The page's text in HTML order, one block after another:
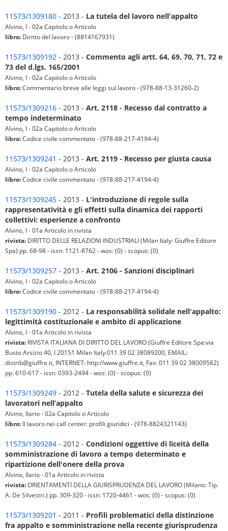
11573/1309180 - 2013 - La tutela del lavoro nell'appalto
Alvino, I - 02a Capitolo o Articolo
libro: Diritto del lavoro - (8814167931)
11573/1309192 - 2013 - Commento agli artt. 64, 69, 70, 71, 72 e
73 del d.lgs. 165/2001
Alvino, I - 02a Capitolo o Articolo
libro:Commentario breve alle leggi sul lavoro - (978-88-13-31260-2)
11573/1309216 - 2013 - Art. 2118 - Recesso dal contratto a
tempo indeterminato
Alvino, I - 02a Capitolo o Articolo
libro:Codice civile commentato - (978-88-217-4194-4)
11573/1309241 - 2013 - Art. 2119 - Recesso per giusta causa
Alvino, I - 02a Capitolo o Articolo
libro:Codice civile commentato - (978-88-217-4194-4)
11573/1309245 - 2013 - L'introduzione di regole sulla
rappresentatività e gli effetti sulla dinamica dei rapporti
collettivi: esperienze a confronto
Alvino, I - 01a Articolo in rivista
rivista: DIRITTO DELLE RELAZIONI INDUSTRIALI (Milan Italy: Giuffre Editore
Spa) pp. 68-98 - issn: 1121-8762 - wos: (0) - scopus: (0)
11573/1309257 - 2013 - Art. 2106 - Sanzioni disciplinari
Alvino, I - 02a Capitolo o Articolo
libro:Codice civile commentato - (978-88-217-4194-4)
11573/1309190 - 2012 - La responsabilità solidale nell'appalto:
legittimità costituzionale e ambito di applicazione
Alvino, I - 01a Articolo in rivista
rivista: RIVISTA ITALIANA DI DIRITTO DEL LAVORO (Giuffre Editore Spa:via
Busto Arsizio 40, I 20151 Milan Italy:011 39 02 38089200, EMAIL:
distrib@giuffre.it, INTERNET: http://www.giuffre.it, Fax: 011 39 02 38009582)
pp. 610-617 - issn: 0393-2494 - wos: (0) - scopus: (0)
11573/1309249 - 2012 - Tutela della salute e sicurezza dei
lavoratori nell’appalto
Alvino, Ilario - 02a Capitolo o Articolo
libro: Il lavoro nei call center: profili giuridici - (978-8824321143)
11573/1309284 - 2012 - Condizioni oggettive di liceità della
somministrazione di lavoro a tempo determinato e
ripartizione dell'onere della prova
Alvino, Ilario - 01a Articolo in rivista
rivista:ORIENTAMENTI DELLA GIURISPRUDENZA DEL LAVORO (Milano: Tip.
A. De Silvestri.) pp. 309-320 - issn: 1720-4461 - wos: (0) - scopus: (0)
11573/1309201 - 2011 - Profili problematici della distinzione
fra appalto e somministrazione nella recente giurisprudenza